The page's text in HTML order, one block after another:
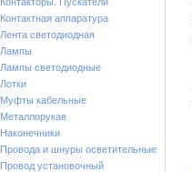
Контактная аппаратура
Лента светодиодная
Лампы
Лампы светодиодные
Лотки
Муфты кабельные
Металлорукав
Наконечники
Провода и шнуры осветительные
Провод установочный